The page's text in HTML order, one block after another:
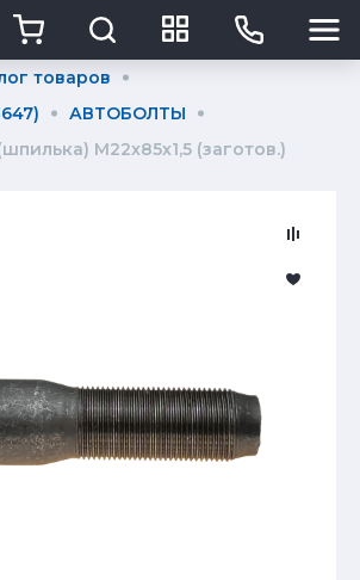
товаров
АВТОБОЛТЫ
М22х85х1,5 (заготов.)